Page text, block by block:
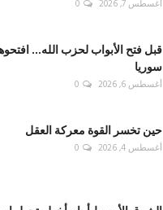
أغسطس 7, 2026 0
قبل فتح الأبواب لحزب الله...
سوريا
أغسطس 6, 2026 0
حين تخسر القوة معركة العقل
أغسطس 4, 2026 0